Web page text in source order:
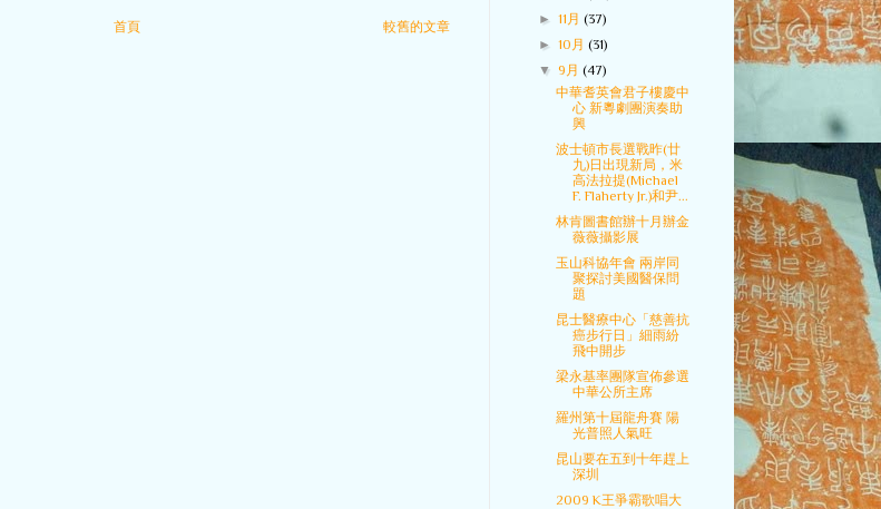
較舊的文章
首頁
►11月(37)
►10月(31)
▼9月(47)
中華耆英會君子樓慶中
心 新粵劇團演奏助
興
波士頓市長選戰昨(廿
九)日出現新局，米
高法拉提(Michael
F. Flaherty Jr.)和尹...
林肯圖書館辦十月辦金
薇薇攝影展
玉山科協年會 兩岸同
聚探討美國醫保問
題
昆士醫療中心「慈善抗
癌步行日」細雨紛
飛中開步
梁永基率團隊宣佈參選
中華公所主席
羅州第十屆龍舟賽 陽
光普照人氣旺
昆山要在五到十年趕上
深圳
2009 K王爭霸歌唱大